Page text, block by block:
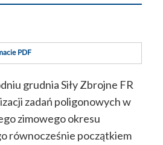
PDF
grudnia Siły Zbrojne FR
zadań poligonowych w
zimowego okresu
równocześnie początkiem